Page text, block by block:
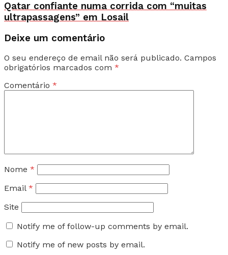
Qatar confiante numa corrida com “muitas
ultrapassagens” em Losail
Deixe um comentário
O seu endereço de email não será publicado. Campos
obrigatórios marcados com *
Comentário *
Nome *
Email *
Site
Notify me of follow-up comments by email.
Notify me of new posts by email.